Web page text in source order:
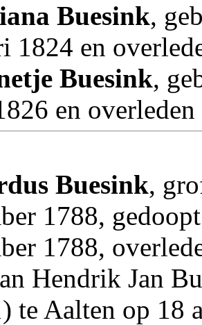
Buesink,
1824 en
Buesink,
en
Buesink,
1788,
1788,
Hendrik Jan
te Aalten op 18